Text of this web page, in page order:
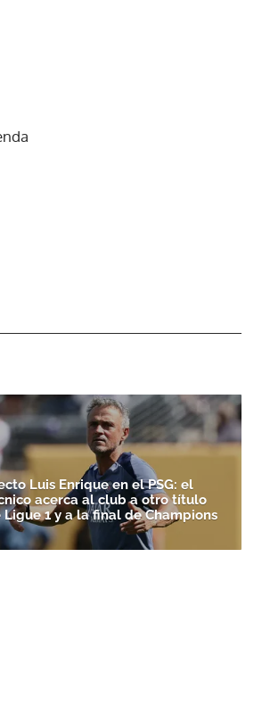
Luis Enrique en el PSG: el
acerca al club a otro título
Ligue 1 y a la final de Champions